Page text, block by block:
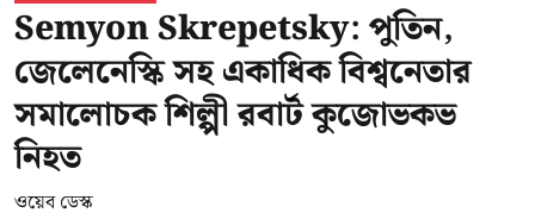
Semyon Skrepetsky: পুতিন,
জেলেনেস্কি সহ একাধিক বিশ্বনেতার
সমালোচক শিল্পী রবার্ট কুজোভকভ
নিহত
ওয়েব ডেস্ক